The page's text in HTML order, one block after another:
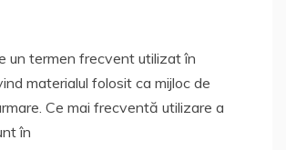
un termen frecvent utilizat în
materialul folosit ca mijloc de
Ce mai frecventă utilizare a
în